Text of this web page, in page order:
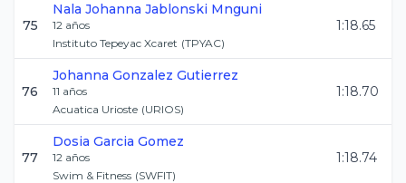
75
Nala Johanna Jablonski Mnguni
12 años
Instituto Tepeyac Xcaret (TPYAC)
1:18.65
76
Johanna Gonzalez Gutierrez
11 años
Acuatica Urioste (URIOS)
1:18.70
77
Dosia Garcia Gomez
12 años
Swim & Fitness (SWFIT)
1:18.74